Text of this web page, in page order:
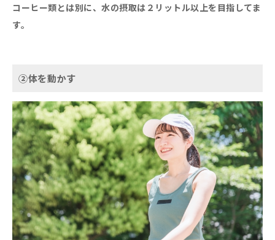
コーヒー類とは別に、水の摂取は２リットル以上を目指してま
す。
②体を動かす